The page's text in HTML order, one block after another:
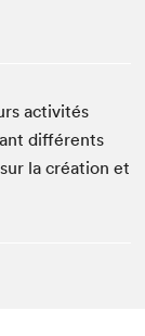
activités
différents
la création et